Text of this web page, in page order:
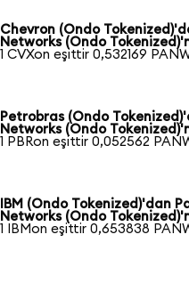
Chevron (Ondo
Networks (Ondo
1 CVXon eşittir 0,532169
Petrobras (Ondo
Networks (Ondo
1 PBRon eşittir 0,052562
IBM (Ondo Tokenized)'dan
Networks (Ondo
1 IBMon eşittir 0,653838